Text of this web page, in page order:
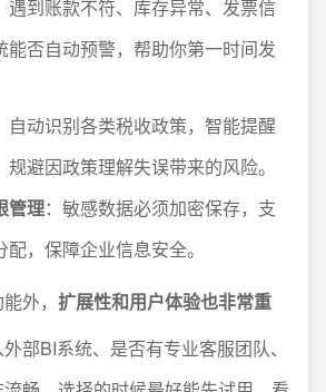
遇到账款不符、库存异常、发票信
能否自动预警，帮助你第一时间发
自动识别各类税收政策，智能提醒
避因政策理解失误带来的风险。
管理：敏感数据必须加密保存，支
，保障企业信息安全。
外， 扩展性和用户体验也非常重
部BI系统、是否有专业客服团队、